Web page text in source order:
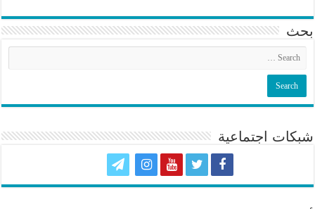
بحث
شبكات اجتماعية